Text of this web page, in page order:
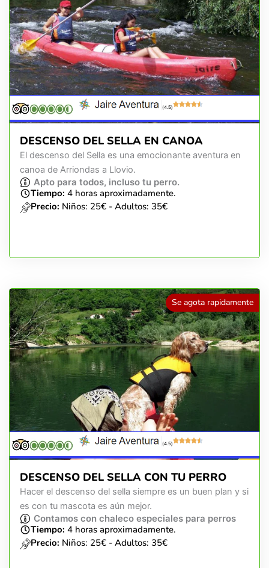
(4.5)
DESCENSO DEL SELLA EN CANOA
El descenso del Sella es una emocionante aventura en
canoa de Arriondas a Llovio.
Apto para todos, incluso tu perro.
Tiempo: 4 horas aproximadamente.
Precio: Niños: 25€ - Adultos: 35€
Se agota rapidamente
(4.5)
DESCENSO DEL SELLA CON TU PERRO
Hacer el descenso del sella siempre es un buen plan y si
es con tu mascota es aún mejor.
Contamos con chaleco especiales para perros
Tiempo: 4 horas aproximadamente.
Precio: Niños: 25€ - Adultos: 35€